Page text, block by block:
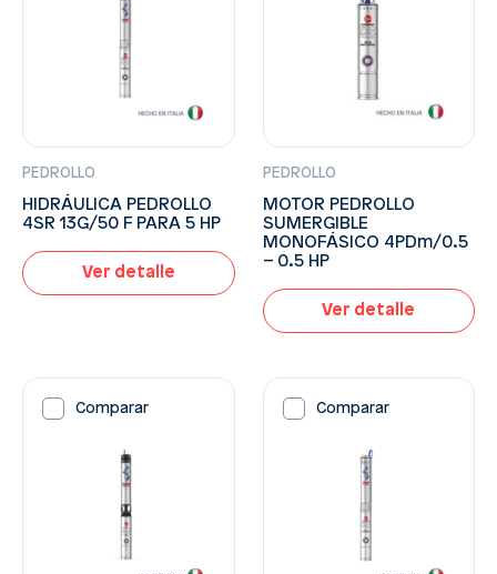
PEDROLLO
HIDRÁULICA PEDROLLO
4SR 13G/50 F PARA 5 HP
Ver detalle
PEDROLLO
MOTOR PEDROLLO
SUMERGIBLE
MONOFÁSICO 4PDm/0.5
– 0.5 HP
Ver detalle
Comparar Comparar